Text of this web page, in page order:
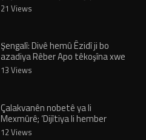
21 Views
Şengalî: Divê hemû Êzidî ji bo
azadiya Rêber Apo têkoşîna xwe
mezin bikin
13 Views
Çalakvanên nobetê ya li
Mexmûrê; ‘Dijîtiya li hember
Rêber Apo nayê qebûlkirin’
12 Views